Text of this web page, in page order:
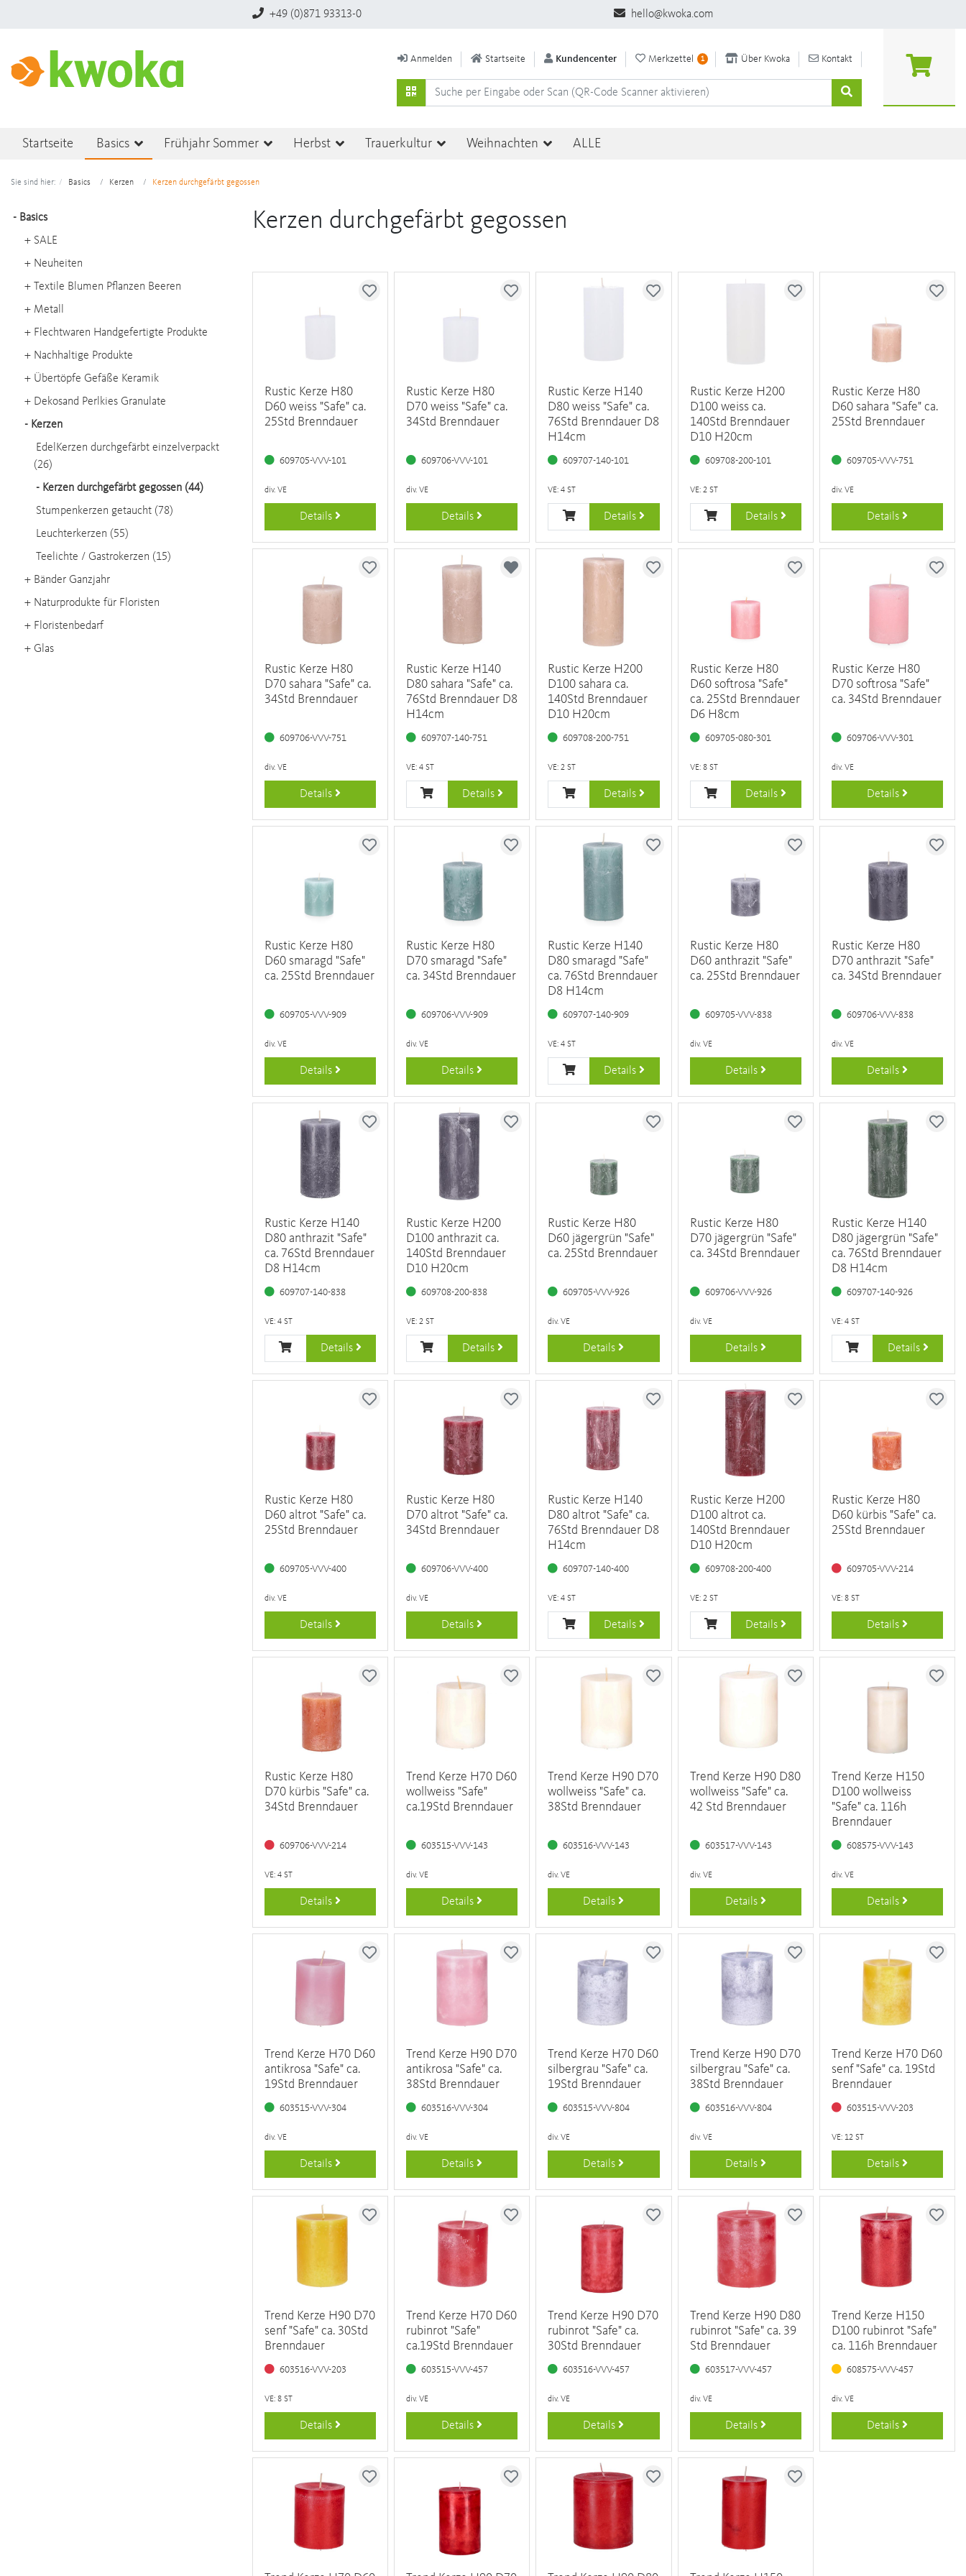
+49 (0)871 93313-0 hello@kwoka.com
Anmelden Startseite Kundencenter Merkzettel 1 Über Kwoka Kontakt
Startseite Basics Frühjahr Sommer Herbst Trauerkultur Weihnachten ALLE
Sie sind hier: Basics Kerzen Kerzen durchgefärbt gegossen
- Basics
+ SALE
+ Neuheiten
+
Textile Blumen Pflanzen Beeren
+ Metall
+ Flechtwaren Handgefertigte Produkte
+ Nachhaltige Produkte
+ Übertöpfe Gefäße Keramik
+ Dekosand Perlkies Granulate
- Kerzen
EdelKerzen durchgefärbt einzelverpackt
(26)
- Kerzen durchgefärbt gegossen (44)
Stumpenkerzen getaucht (78)
Leuchterkerzen (55)
Teelichte / Gastrokerzen (15)
+ Bänder Ganzjahr
+ Naturprodukte für Floristen
+ Floristenbedarf
+ Glas
Kerzen durchgefärbt gegossen
Rustic Kerze H80
D60 weiss "Safe" ca.
25Std Brenndauer
609705-VVV-101
div. VE
Details
Rustic Kerze H80
D70 weiss "Safe" ca.
34Std Brenndauer
609706-VVV-101
div. VE
Details
Rustic Kerze H140
D80 weiss "Safe" ca.
76Std Brenndauer D8
H14cm
609707-140-101
VE: 4 ST
Details
Rustic Kerze H200
D100 weiss ca.
140Std Brenndauer
D10 H20cm
609708-200-101
VE: 2 ST
Details
Rustic Kerze H80
D60 sahara "Safe" ca.
25Std Brenndauer
609705-VVV-751
div. VE
Details
Rustic Kerze H80
D70 sahara "Safe" ca.
34Std Brenndauer
609706-VVV-751
div. VE
Details
Rustic Kerze H140
D80 sahara "Safe" ca.
76Std Brenndauer D8
H14cm
609707-140-751
VE: 4 ST
Details
Rustic Kerze H200
D100 sahara ca.
140Std Brenndauer
D10 H20cm
609708-200-751
VE: 2 ST
Details
Rustic Kerze H80
D60 softrosa "Safe"
ca. 25Std Brenndauer
D6 H8cm
609705-080-301
VE: 8 ST
Details
Rustic Kerze H80
D70 softrosa "Safe"
ca. 34Std Brenndauer
609706-VVV-301
div. VE
Details
Rustic Kerze H80
D60 smaragd "Safe"
ca. 25Std Brenndauer
609705-VVV-909
div. VE
Details
Rustic Kerze H80
D70 smaragd "Safe"
ca. 34Std Brenndauer
609706-VVV-909
div. VE
Details
Rustic Kerze H140
D80 smaragd "Safe"
ca. 76Std Brenndauer
D8 H14cm
609707-140-909
VE: 4 ST
Details
Rustic Kerze H80
D60 anthrazit "Safe"
ca. 25Std Brenndauer
609705-VVV-838
div. VE
Details
Rustic Kerze H80
D70 anthrazit "Safe"
ca. 34Std Brenndauer
609706-VVV-838
div. VE
Details
Rustic Kerze H140
D80 anthrazit "Safe"
ca. 76Std Brenndauer
D8 H14cm
609707-140-838
VE: 4 ST
Details
Rustic Kerze H200
D100 anthrazit ca.
140Std Brenndauer
D10 H20cm
609708-200-838
VE: 2 ST
Details
Rustic Kerze H80
D60 jägergrün "Safe"
ca. 25Std Brenndauer
609705-VVV-926
div. VE
Details
Rustic Kerze H80
D70 jägergrün "Safe"
ca. 34Std Brenndauer
609706-VVV-926
div. VE
Details
Rustic Kerze H140
D80 jägergrün "Safe"
ca. 76Std Brenndauer
D8 H14cm
609707-140-926
VE: 4 ST
Details
Rustic Kerze H80
D60 altrot "Safe" ca.
25Std Brenndauer
609705-VVV-400
div. VE
Details
Rustic Kerze H80
D70 altrot "Safe" ca.
34Std Brenndauer
609706-VVV-400
div. VE
Details
Rustic Kerze H140
D80 altrot "Safe" ca.
76Std Brenndauer D8
H14cm
609707-140-400
VE: 4 ST
Details
Rustic Kerze H200
D100 altrot ca.
140Std Brenndauer
D10 H20cm
609708-200-400
VE: 2 ST
Details
Rustic Kerze H80
D60 kürbis "Safe" ca.
25Std Brenndauer
609705-VVV-214
VE: 8 ST
Details
Rustic Kerze H80
D70 kürbis "Safe" ca.
34Std Brenndauer
609706-VVV-214
VE: 4 ST
Details
Trend Kerze H70 D60
wollweiss "Safe"
ca.19Std Brenndauer
603515-VVV-143
div. VE
Details
Trend Kerze H90 D70
wollweiss "Safe" ca.
38Std Brenndauer
603516-VVV-143
div. VE
Details
Trend Kerze H90 D80
wollweiss "Safe" ca.
42 Std Brenndauer
603517-VVV-143
div. VE
Details
Trend Kerze H150
D100 wollweiss
"Safe" ca. 116h
Brenndauer
608575-VVV-143
div. VE
Details
Trend Kerze H70 D60
antikrosa "Safe" ca.
19Std Brenndauer
603515-VVV-304
div. VE
Details
Trend Kerze H90 D70
antikrosa "Safe" ca.
38Std Brenndauer
603516-VVV-304
div. VE
Details
Trend Kerze H70 D60
silbergrau "Safe" ca.
19Std Brenndauer
603515-VVV-804
div. VE
Details
Trend Kerze H90 D70
silbergrau "Safe" ca.
38Std Brenndauer
603516-VVV-804
div. VE
Details
Trend Kerze H70 D60
senf "Safe" ca. 19Std
Brenndauer
603515-VVV-203
VE: 12 ST
Details
Trend Kerze H90 D70
senf "Safe" ca. 30Std
Brenndauer
603516-VVV-203
VE: 8 ST
Details
Trend Kerze H70 D60
rubinrot "Safe"
ca.19Std Brenndauer
603515-VVV-457
div. VE
Details
Trend Kerze H90 D70
rubinrot "Safe" ca.
30Std Brenndauer
603516-VVV-457
div. VE
Details
Trend Kerze H90 D80
rubinrot "Safe" ca. 39
Std Brenndauer
603517-VVV-457
div. VE
Details
Trend Kerze H150
D100 rubinrot "Safe"
ca. 116h Brenndauer
608575-VVV-457
div. VE
Details